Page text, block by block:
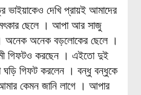
ভাইয়াকেও দেখি প্রায়ই আমাদের
ছেলে । আপা আর সাজু
অনেক অনেক বড়লোকের ছেলে ।
গিফটও করছেন । এইতো দুই
গিফট করলেন । বন্ধু বন্ধুকে
কেমন জানি লাগে । আপার